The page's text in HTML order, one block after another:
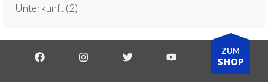
Unterkunft(2)
ZUM
SHOP